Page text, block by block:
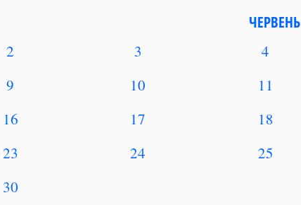
ЧЕРВЕНЬ
2 3 4
9 10 11
16 17 18
23 24 25
30